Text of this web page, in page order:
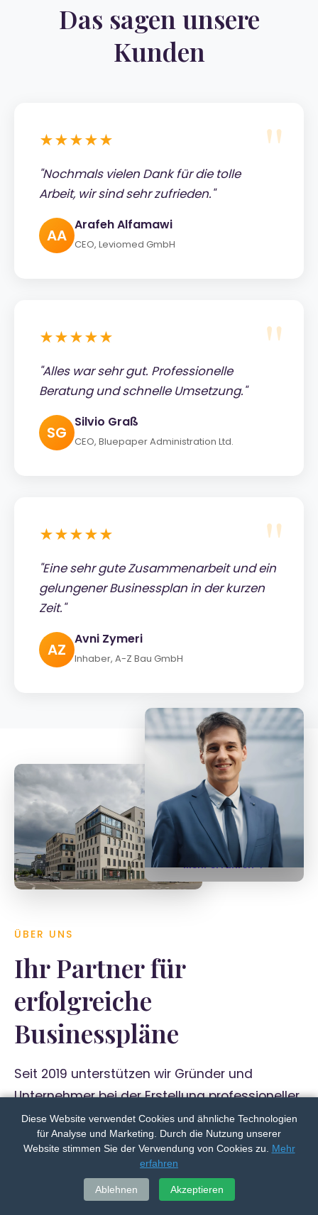
Das sagen unsere
Kunden
★★★★★
"Nochmals vielen Dank für die tolle
Arbeit, wir sind sehr zufrieden."
AA
Arafeh Alfamawi
CEO, Leviomed GmbH
★★★★★
"Alles war sehr gut. Professionelle
Beratung und schnelle Umsetzung."
SG
Silvio Graß
CEO, Bluepaper Administration Ltd.
★★★★★
"Eine sehr gute Zusammenarbeit und ein
gelungener Businessplan in der kurzen
Zeit."
AZ
Avni Zymeri
Inhaber, A-Z Bau GmbH
Tobias Späth
Geschäftsführer
Mehr erfahren →
ÜBER UNS
Ihr Partner für
erfolgreiche
Businesspläne
Seit 2019 unterstützen wir Gründer und
Unternehmer bei der Erstellung professioneller
Businesspläne. Mit über 20 Jahren
Gesamterfahrung im Bereich
Unternehmensberatung sind wir Ihr
verlässlicher Partner auf dem Weg in die
Selbstständigkeit.
Diese Website verwendet Cookies und ähnliche Technologien
für Analyse und Marketing. Durch die Nutzung unserer
Website stimmen Sie der Verwendung von Cookies zu.
Mehr
erfahren
Ablehnen Akzeptieren